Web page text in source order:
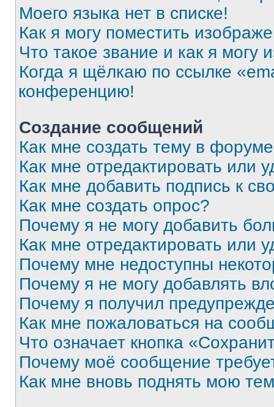
Моего языка нет в списке!
Как я могу поместить
Что такое звание и как я могу
Когда я щёлкаю по ссылке
конференцию!
Создание сообщений
Как мне создать тему в
Как мне отредактировать или
Как мне добавить подпись к
Как мне создать опрос?
Почему я не могу добавить
Как мне отредактировать или
Почему мне недоступны
Почему я не могу добавлять
Почему я получил
Как мне пожаловаться на
Что означает кнопка
Почему моё сообщение
Как мне вновь поднять мою